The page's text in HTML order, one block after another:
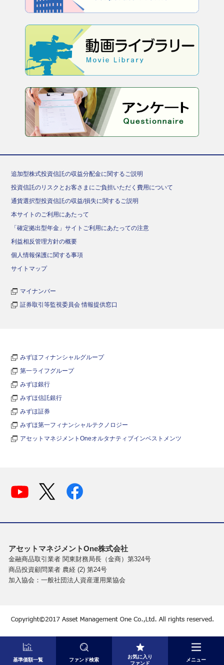
基準価額一覧 ファンド検索
お気に入り
ファンド
メニュー
追加型株式投資信託の収益分配金に関するご説明
投資信託のリスクとお客さまにご負担いただく費用について
通貨選択型投資信託の収益/損失に関するご説明
本サイトのご利用にあたって
「確定拠出型年金」サイトご利用にあたっての注意
利益相反管理方針の概要
個人情報保護に関する事項
サイトマップ
マイナンバー
証券取引等監視委員会 情報提供窓口
みずほフィナンシャルグループ
第一ライフグループ
みずほ銀行
みずほ信託銀行
みずほ証券
みずほ第一フィナンシャルテクノロジー
アセットマネジメントOneオルタナティブインベストメンツ
アセットマネジメントOne株式会社
金融商品取引業者 関東財務局長（金商）第324号
商品投資顧問業者 農経 (2) 第24号
加入協会：一般社団法人資産運用業協会